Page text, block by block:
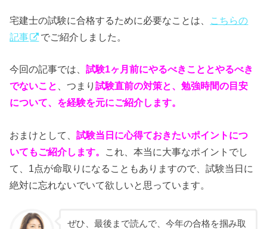
宅建士の試験に合格するために必要なことは、 こちらの
記事
でご紹介しました。
今回の記事では、試験1ヶ月前にやるべきこととやるべき
でないこと
、つまり試験直前の対策と、勉強時間の目安
について、を経験を元にご紹介します。
おまけとして、試験当日に心得ておきたいポイントにつ
いてもご紹介します。 これ、本当に大事なポイントでし
て、1点が命取りになることもありますので、試験当日に
絶対に忘れないでいて欲しいと思っています。
ぜひ、最後まで読んで、今年の合格を掴み取